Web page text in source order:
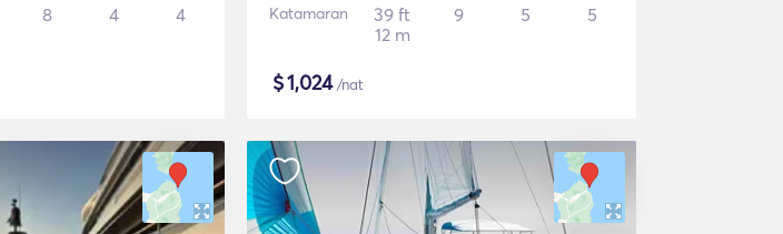
8 4 4 Katamaran
39 ft
12 m
9 5 5
$1,024/nat